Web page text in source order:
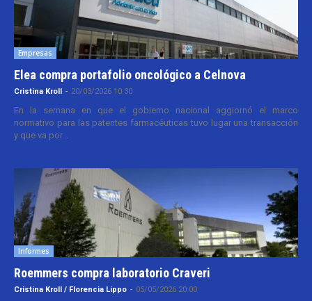
Empresas
Elea compra portafolio oncológico a Celnova
Cristina Kroll - 20/03/2026 10:30
En la semana en que el gobierno nacional aggiornó el marco
normativo para las patentes farmacéuticas tuvo lugar una transacción
y que va por...
Informes
Roemmers compra laboratorio Craveri
Cristina Kroll / Florencia Lippo - 05/05/2026 20:00